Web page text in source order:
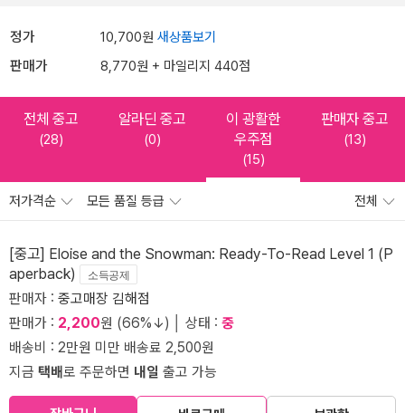
정가 10,700원 새상품보기
판매가 8,770원 + 마일리지 440점
전체 중고
(28)
알라딘 중고
(0)
이 광활한
우주점
(15)
판매자 중고
(13)
저가격순 모든 품질 등급 전체
[중고] Eloise and the Snowman: Ready-To-Read Level 1 (P
aperback)
소득공제
판매자 : 중고매장 김해점
판매가 : 2,200원 (66%↓) │ 상태 : 중
배송비 : 2만원 미만 배송료 2,500원
지금 택배로 주문하면 내일 출고 가능